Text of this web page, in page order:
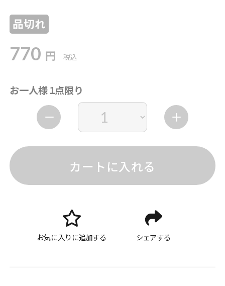
品切れ
770 円 税込
お一人様 1点限り
カートに入れる
お気に入りに追加する シェアする